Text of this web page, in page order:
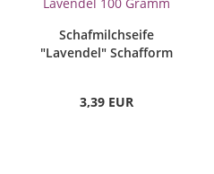
Schafmilchseife
"Lavendel" Schafform
3,39 EUR